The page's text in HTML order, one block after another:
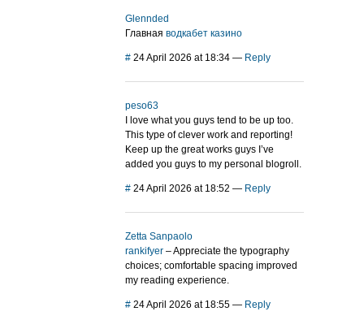
Glennded
Главная водкабет казино
# 24 April 2026 at 18:34 — Reply
peso63
I love what you guys tend to be up too.
This type of clever work and reporting!
Keep up the great works guys I’ve
added you guys to my personal blogroll.
# 24 April 2026 at 18:52 — Reply
Zetta Sanpaolo
rankifyer – Appreciate the typography
choices; comfortable spacing improved
my reading experience.
# 24 April 2026 at 18:55 — Reply